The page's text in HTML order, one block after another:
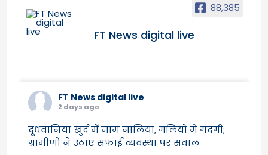
88,385
FT News digital live
FT News digital live
2 days ago
दूधवानिया खुर्द में जाम नालियां, गलियों में गंदगी;
ग्रामीणों ने उठाए सफाई व्यवस्था पर सवाल